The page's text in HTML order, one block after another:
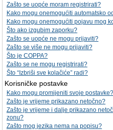
Zašto se uopće moram registrirati?
Kako mogu onemogućiti automatsko
Kako mogu onemogućiti pojavu mog
Što ako izgubim zaporku?
Zašto se uopće ne mogu prijaviti?
Zašto se više ne mogu prijaviti?
Što je COPPA?
Zašto se ne mogu registrirati?
Što “Izbriši sve kolačiće” radi?
Korisničke postavke
Kako mogu promijeniti svoje postavke?
Zašto je vrijeme prikazano netočno?
Zašto je vrijeme i dalje prikazano
zonu?
Zašto mog jezika nema na popisu?